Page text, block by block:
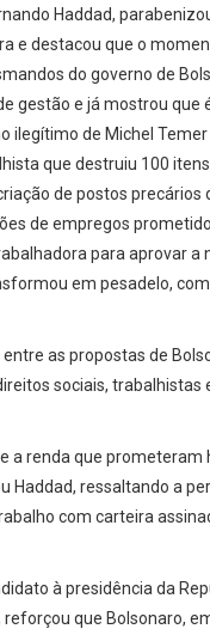
Haddad,
e destacou que o
do governo de
gestão e já mostrou que
ilegítimo de Michel
que destruiu 100 itens
de postos precários
de empregos
para aprovar a
em pesadelo,
as propostas de
sociais, trabalhistas
a renda que prometeram
Haddad, ressaltando a
com carteira
à presidência da
reforçou que Bolsonaro,